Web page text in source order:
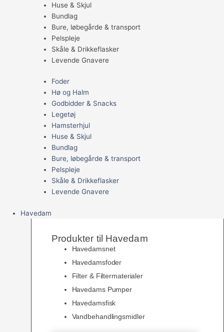
Huse & Skjul
Bundlag
Bure, løbegårde & transport
Pelspleje
Skåle & Drikkeflasker
Levende Gnavere
Foder
Hø og Halm
Godbidder & Snacks
Legetøj
Hamsterhjul
Huse & Skjul
Bundlag
Bure, løbegårde & transport
Pelspleje
Skåle & Drikkeflasker
Levende Gnavere
Havedam
Produkter til Havedam
Havedamsnet
Havedamsfoder
Filter & Filtermaterialer
Havedams Pumper
Havedamsfisk
Vandbehandlingsmidler